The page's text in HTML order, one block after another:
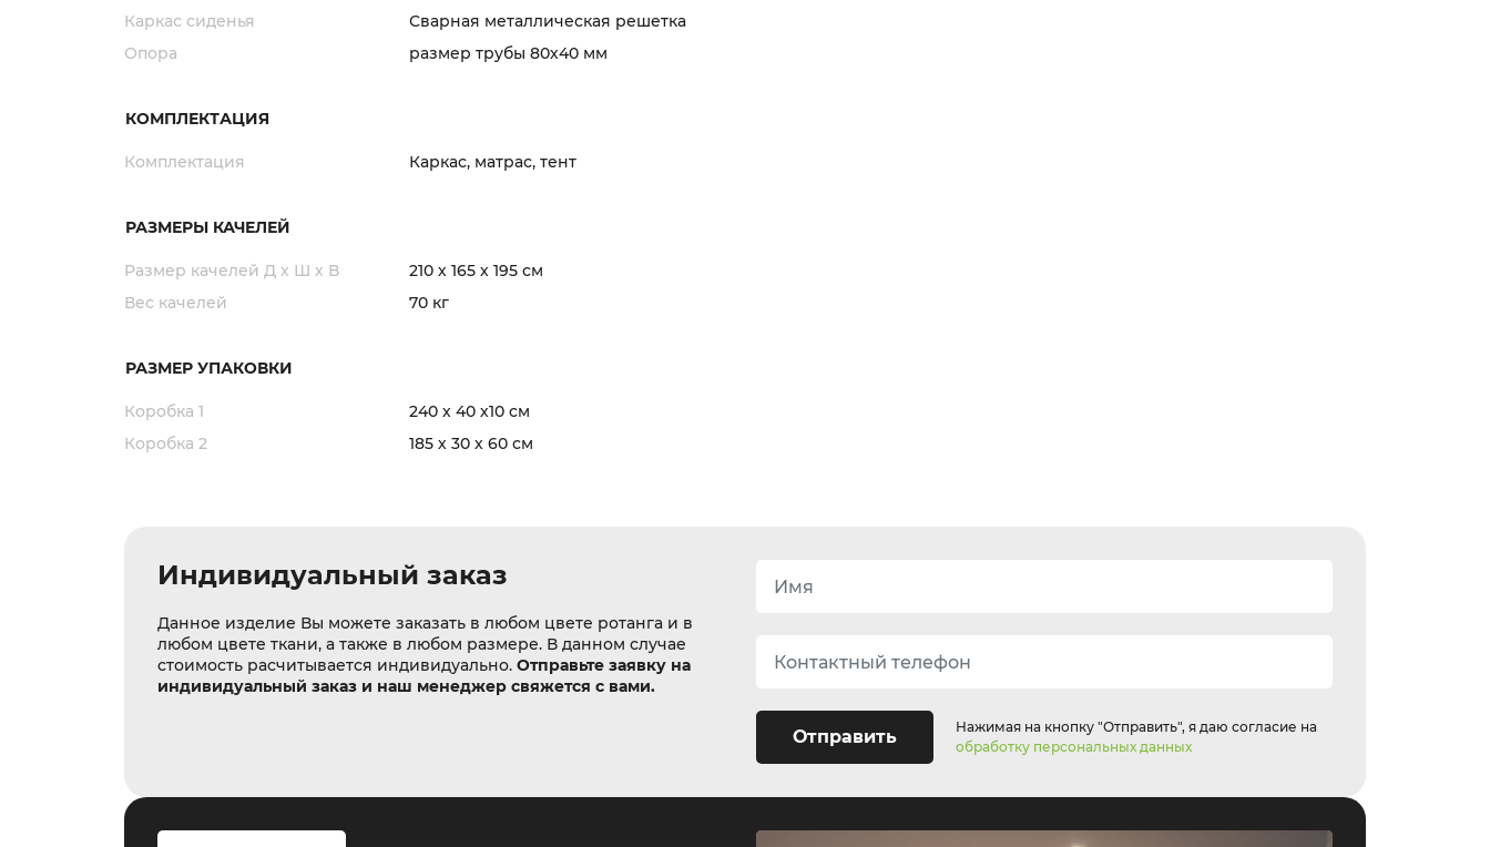
Каркас сиденья
Сварная металлическая решетка
Опора
размер трубы 80х40 мм
КОМПЛЕКТАЦИЯ
Комплектация Каркас, матрас, тент
РАЗМЕРЫ КАЧЕЛЕЙ
Размер качелей Д х Ш х В
210 х 165 х 195 см
Вес качелей
70 кг
РАЗМЕР УПАКОВКИ
Коробка 1
240 х 40 х10 см
Коробка 2
185 х 30 х 60 см
Индивидуальный заказ
Данное изделие Вы можете заказать в любом цвете ротанга и в
любом цвете ткани, а также в любом размере. В данном случае
стоимость расчитывается индивидуально. Отправьте заявку на
индивидуальный заказ и наш менеджер свяжется с вами.
Отправить
Нажимая на кнопку "Отправить", я даю согласие на
обработку персональных данных